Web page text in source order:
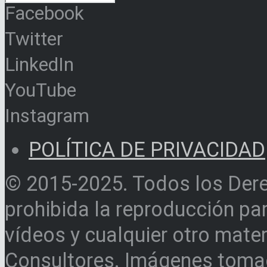
Facebook
Twitter
LinkedIn
YouTube
Instagram
POLÍTICA DE PRIVACIDAD
© 2015-2025. Todos los
prohibida la reproducción
vídeos y cualquier otro
Consultores. Imágenes